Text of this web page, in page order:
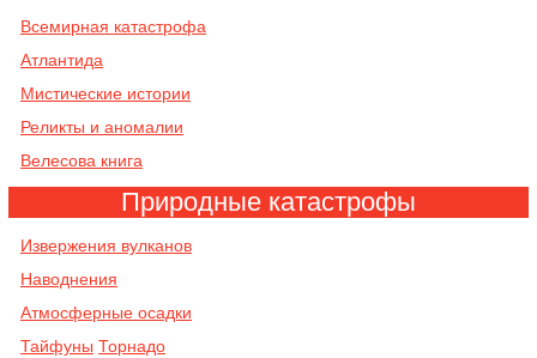
Всемирная катастрофа
Атлантида
Мистические истории
Реликты и аномалии
Велесова книга
Природные катастрофы
Извержения вулканов
Наводнения
Атмосферные осадки
Тайфуны Торнадо